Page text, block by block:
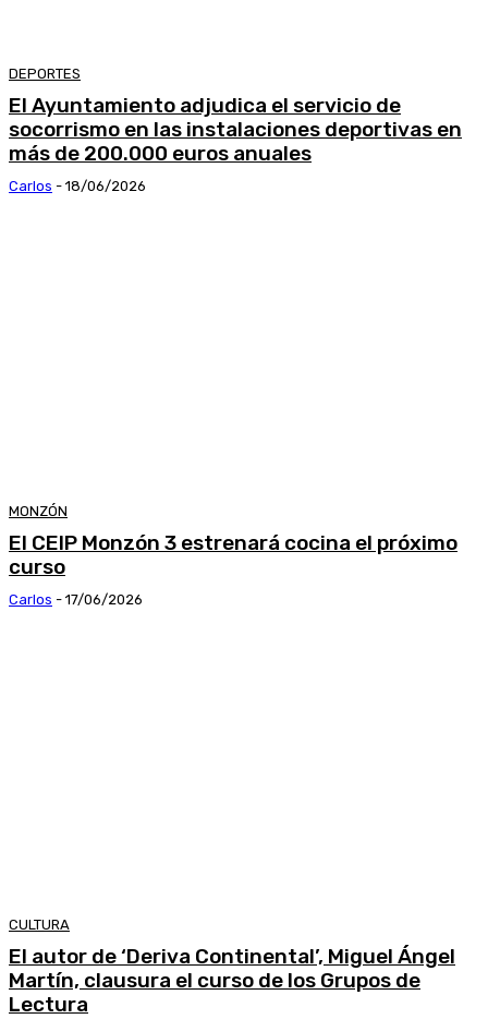
DEPORTES
El Ayuntamiento adjudica el servicio de
socorrismo en las instalaciones deportivas en
más de 200.000 euros anuales
Carlos - 18/06/2026
MONZÓN
El CEIP Monzón 3 estrenará cocina el próximo
curso
Carlos - 17/06/2026
CULTURA
El autor de ‘Deriva Continental’, Miguel Ángel
Martín, clausura el curso de los Grupos de
Lectura